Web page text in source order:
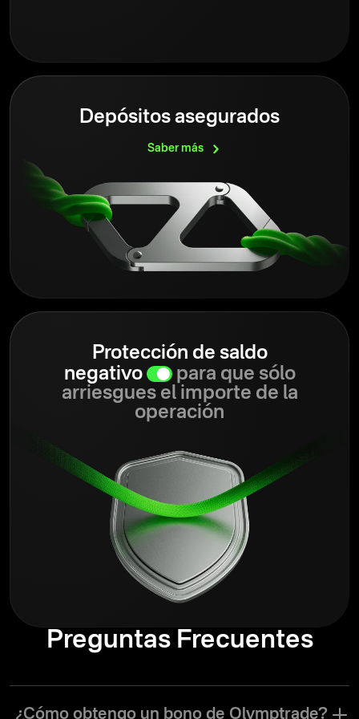
Depósitos asegurados
Sabermás
Protección de saldo
negativo
para que sólo
arriesgues el importe de la
operación
Preguntas Frecuentes
¿Cómo obtengo un bono de Olymptrade?